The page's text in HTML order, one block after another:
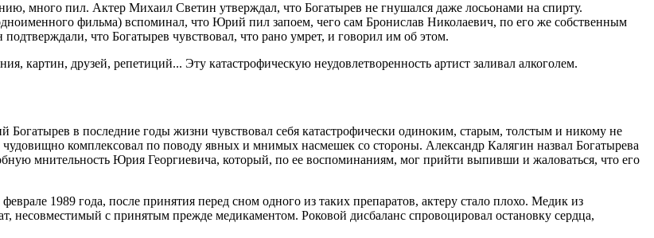
много пил. Актер Михаил Светин утверждал, что Богатырев не гнушался даже лосьонами на спирту.
фильма) вспоминал, что Юрий пил запоем, чего сам Бронислав Николаевич, по его же собственным
что Богатырев чувствовал, что рано умрет, и говорил им об этом.
картин, друзей, репетиций... Эту катастрофическую неудовлетворенность артист заливал алкоголем.
в последние годы жизни чувствовал себя катастрофически одиноким, старым, толстым и никому не
комплексовал по поводу явных и мнимых насмешек со стороны. Александр Калягин назвал Богатырева
мнительность Юрия Георгиевича, который, по ее воспоминаниям, мог прийти выпивши и жаловаться, что его
1989 года, после принятия перед сном одного из таких препаратов, актеру стало плохо. Медик из
с принятым прежде медикаментом. Роковой дисбаланс спровоцировал остановку сердца,